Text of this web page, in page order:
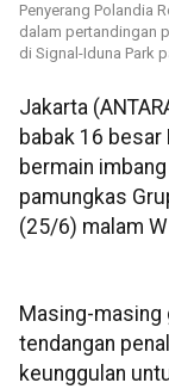
Penyerang Polandia
dalam pertandingan
di Signal-Iduna Park
Jakarta
babak 16 besar
bermain
pamungkas
(25/6) malam
Masing-masing
tendangan
keunggulan